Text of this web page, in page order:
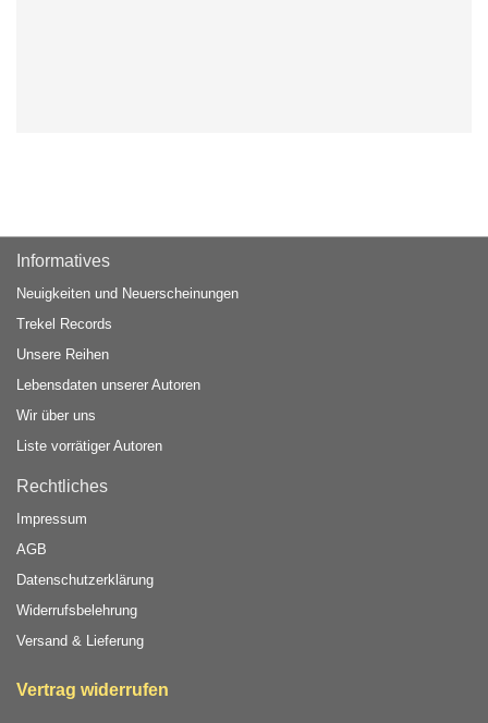
Informatives
Neuigkeiten und Neuerscheinungen
Trekel Records
Unsere Reihen
Lebensdaten unserer Autoren
Wir über uns
Liste vorrätiger Autoren
Rechtliches
Impressum
AGB
Datenschutzerklärung
Widerrufsbelehrung
Versand & Lieferung
Vertrag widerrufen